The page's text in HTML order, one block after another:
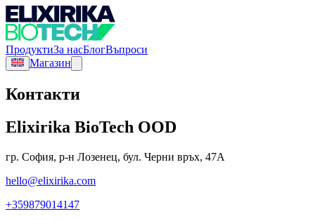
ПродуктиЗа насБлогВъпроси
Магазин
Контакти
Elixirika BioTech OOD
гр. София, р-н Лозенец, бул. Черни връх, 47А
hello@elixirika.com
+359879014147